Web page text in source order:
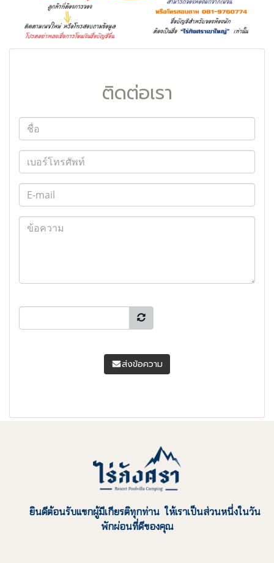
ติดต่อเรา
ส่งข้อความ
ยินดีต้อนรับแขกผู้มีเกียรติทุกท่าน ให้เราเป็นส่วนหนึ่งในวัน
พักผ่อนที่ดีของคุณ